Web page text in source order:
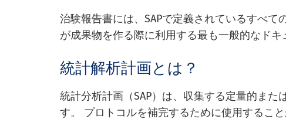
治験報告書には、SAPで定義されているすべ
が成果物を作る際に利用する最も一般的なドキ
統計解析計画とは？
統計分析計画（SAP）は、収集する定量的ま
す。 プロトコルを補完するために使用すること